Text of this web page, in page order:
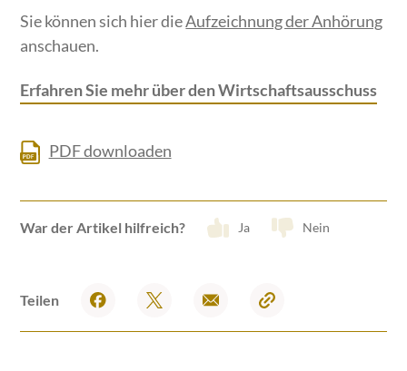
Sie können sich hier dieAufzeichnung der Anhörung
anschauen.
Erfahren Sie mehr über den Wirtschaftsausschuss
PDF downloaden
War der Artikel hilfreich? Ja Nein
Teilen